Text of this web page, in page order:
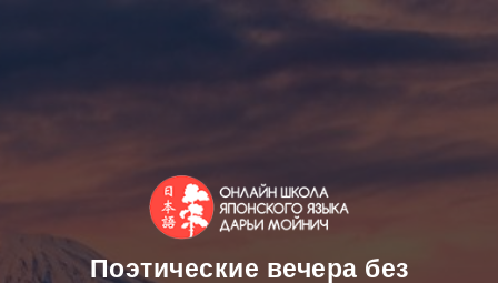
Поэтические вечера без